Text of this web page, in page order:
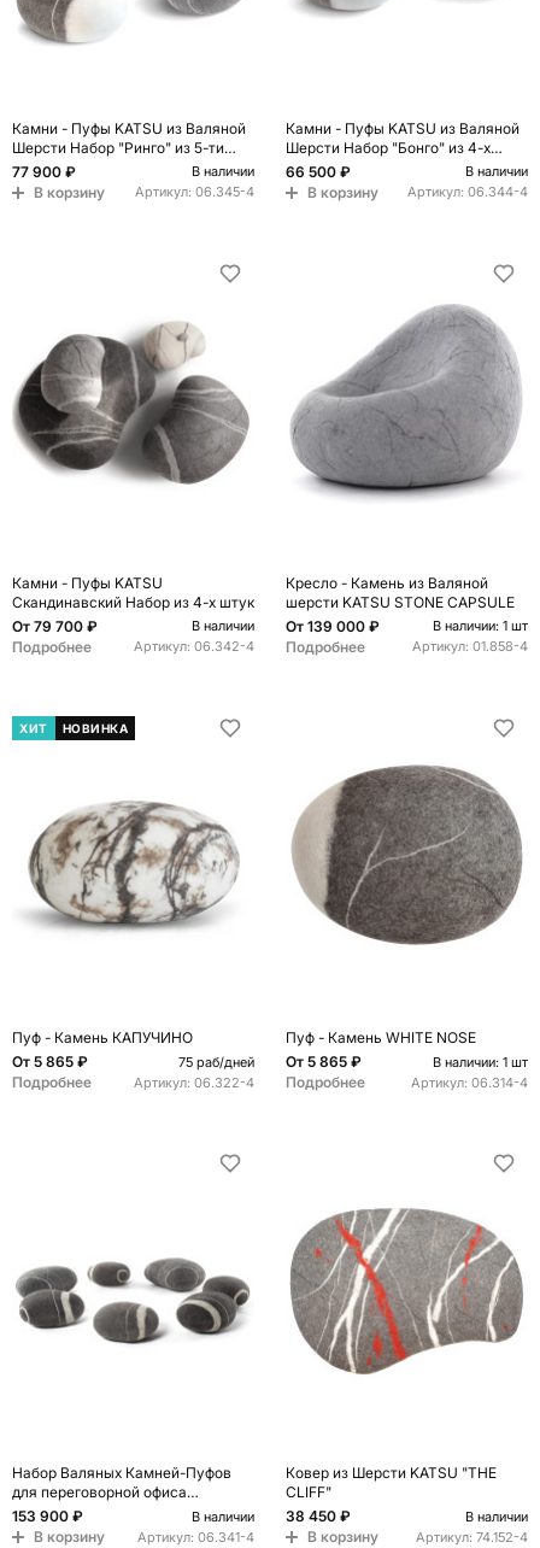
Камни - Пуфы KATSU из Валяной
Шерсти Набор "Ринго" из 5-ти
штук
77 900 ₽ В наличии
В корзину Артикул: 06.345-4
Камни - Пуфы KATSU из Валяной
Шерсти Набор "Бонго" из 4-х
штук
66 500 ₽ В наличии
В корзину Артикул: 06.344-4
Камни - Пуфы KATSU
Скандинавский Набор из 4-х штук
От 79 700 ₽ В наличии
Подробнее Артикул: 06.342-4
Кресло - Камень из Валяной
шерсти KATSU STONE CAPSULE
От 139 000 ₽ В наличии: 1 шт
Подробнее Артикул: 01.858-4
ХИТ НОВИНКА
Пуф - Камень КАПУЧИНО
От 5 865 ₽ 75 раб/дней
Подробнее Артикул: 06.322-4
Пуф - Камень WHITE NOSE
От 5 865 ₽ В наличии: 1 шт
Подробнее Артикул: 06.314-4
Набор Валяных Камней-Пуфов
для переговорной офиса
CONFERENCE SET
153 900 ₽ В наличии
В корзину Артикул: 06.341-4
Ковер из Шерсти KATSU "THE
CLIFF"
38 450 ₽
В наличии
В корзину Артикул: 74.152-4